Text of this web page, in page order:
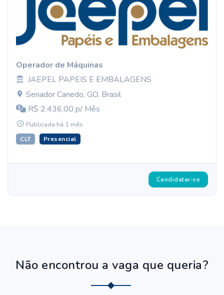
Operador de Máquinas
JAEPEL PAPEIS E EMBALAGENS
Senador Canedo, GO, Brasil
R$ 2.436,00 p/ Mês
Publicada há 1 mês
CLT Presencial
Candidatar-se
Não encontrou a vaga que queria?